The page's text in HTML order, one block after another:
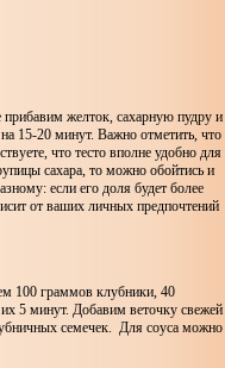
прибавим желток, сахарную пудру и
15-20 минут. Важно отметить, что
что тесто вполне удобно для
сахара, то можно обойтись и
если его доля будет более
от ваших личных предпочтений
100 граммов клубники, 40
5 минут. Добавим веточку свежей
семечек. Для соуса можно